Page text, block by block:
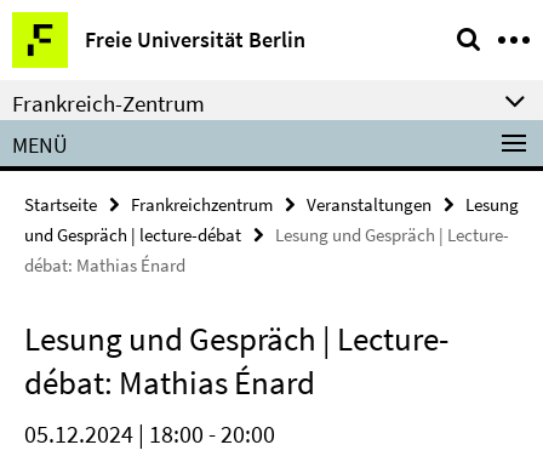
Springe
direkt
zu
Inhalt
Freie Universität Berlin
Service-
Navigation
Frankreich-Zentrum
MENÜ
Startseite Frankreichzentrum Veranstaltungen
Lesung
und Gespräch | lecture-débat
Lesung und Gespräch | Lecture-
débat: Mathias Énard
Lesung und Gespräch | Lecture-
débat: Mathias Énard
05.12.2024 | 18:00 - 20:00